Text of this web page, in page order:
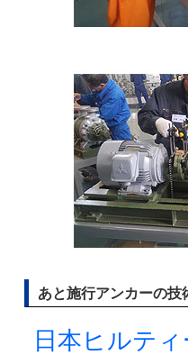
あと施行アンカーの技
日本ヒルテ